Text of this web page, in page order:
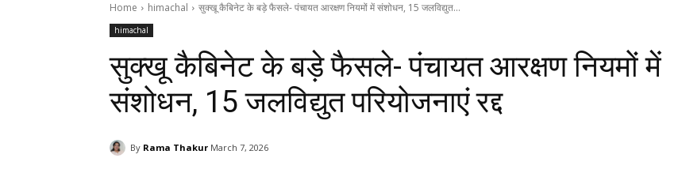
Home himachal सुक्खू कैबिनेट के बड़े फैसले- पंचायत आरक्षण नियमों में संशोधन, 15 जलविद्युत...
himachal
सुक्खू कैबिनेट के बड़े फैसले- पंचायत आरक्षण नियमों में
संशोधन, 15 जलविद्युत परियोजनाएं रद्द
By Rama Thakur March 7, 2026